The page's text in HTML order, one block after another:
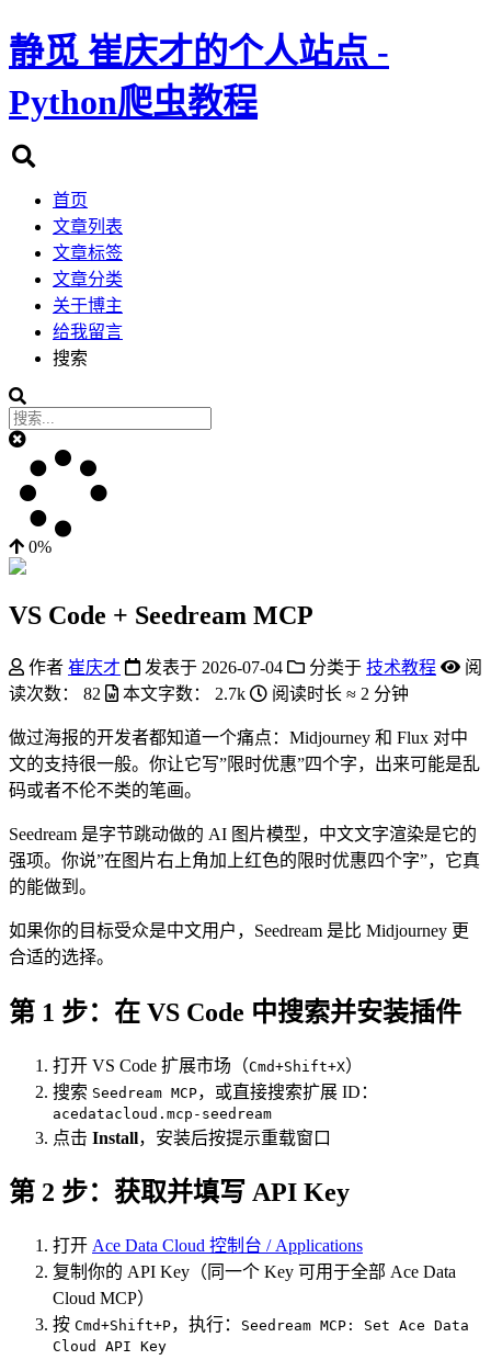
静觅 崔庆才的个人站点 -
Python爬虫教程
首页
文章列表
文章标签
文章分类
关于博主
给我留言
搜索
0%
VS Code + Seedream MCP
作者 崔庆才 发表于 2026-07-04 分类于 技术教程
阅
读次数：
82 本文字数： 2.7k 阅读时长 ≈ 2 分钟
做过海报的开发者都知道一个痛点：Midjourney 和 Flux 对中
文的支持很一般。你让它写”限时优惠”四个字，出来可能是乱
码或者不伦不类的笔画。
Seedream 是字节跳动做的 AI 图片模型，中文文字渲染是它的
强项。你说”在图片右上角加上红色的限时优惠四个字”，它真
的能做到。
如果你的目标受众是中文用户，Seedream 是比 Midjourney 更
合适的选择。
第 1 步：在 VS Code 中搜索并安装插件
打开 VS Code 扩展市场（Cmd+Shift+X）
搜索 Seedream MCP，或直接搜索扩展 ID：
acedatacloud.mcp-seedream
点击 Install，安装后按提示重载窗口
第 2 步：获取并填写 API Key
打开 Ace Data Cloud 控制台 / Applications
复制你的 API Key（同一个 Key 可用于全部 Ace Data
Cloud MCP）
按 Cmd+Shift+P，执行：
Seedream MCP: Set Ace Data
Cloud API Key